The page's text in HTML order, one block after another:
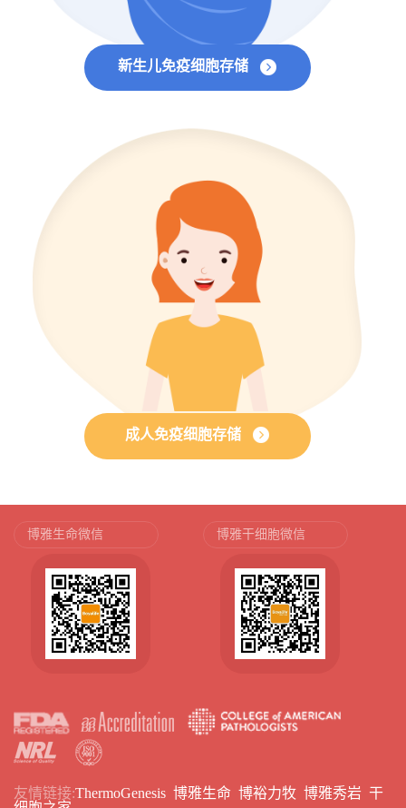
新生儿免疫细胞存储
成人免疫细胞存储
博雅生命微信 博雅干细胞微信
友情链接:ThermoGenesis 博雅生命 博裕力牧 博雅秀岩 干